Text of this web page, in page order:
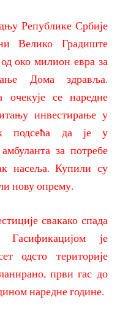
Републике Србије
Велико Градиште
око милион евра за
Дома здравља.
очекује се наредне
инвестирање у
подсећа да је у
за потребе
насеља. Купили су
нову опрему.
свакако спада
Гасификацијом је
одсто територије
први гас до
наредне године.